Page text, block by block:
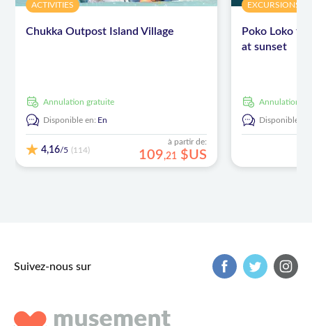
ACTIVITIES
Chukka Outpost Island Village
Annulation gratuite
Disponible en: En
4,16/5 (114)
à partir de:
109,21 $US
EXCURSIONS &
Poko Loko
at sunset
Annulation
Disponible en:
Suivez-nous sur